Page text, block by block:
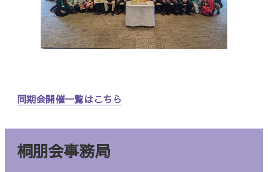
桐朋会事務局
同期会開催一覧はこちら